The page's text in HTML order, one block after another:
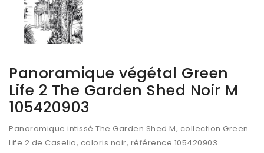
Panoramique végétal Green
Life 2 The Garden Shed Noir M
105420903
Panoramique intissé The Garden Shed M, collection Green
Life 2 de Caselio, coloris noir, référence 105420903.